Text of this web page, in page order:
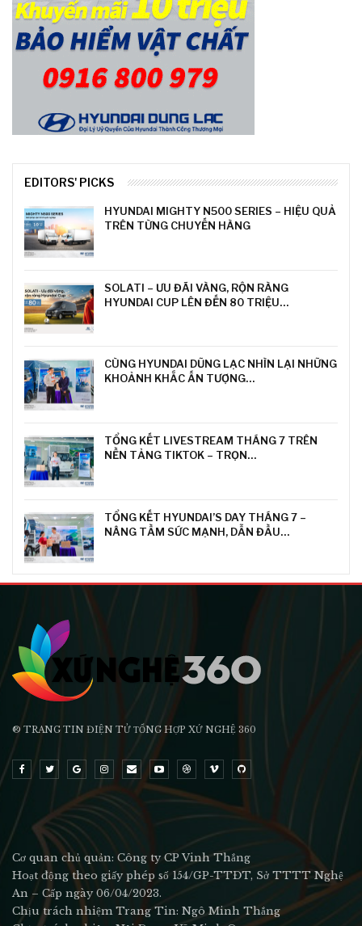
EDITORS' PICKS
HYUNDAI MIGHTY N500 SERIES – HIỆU QUẢ
TRÊN TỪNG CHUYẾN HÀNG
SOLATI – ƯU ĐÃI VÀNG, RỘN RÀNG
HYUNDAI CUP LÊN ĐẾN 80 TRIỆU…
CÙNG HYUNDAI DŨNG LẠC NHÌN LẠI NHỮNG
KHOẢNH KHẮC ẤN TƯỢNG…
TỔNG KẾT LIVESTREAM THÁNG 7 TRÊN
NỀN TẢNG TIKTOK – TRỌN…
TỔNG KẾT HYUNDAI’S DAY THÁNG 7 –
NÂNG TẦM SỨC MẠNH, DẪN ĐẦU…
® TRANG TIN ĐIỆN TỬ ТỔNG HỢP XỨ NGHỆ 360
Cơ quan chủ quản: Công ty CP Vinh Thắng
Hoạt động theo giấy phép số 154/GP-TTĐT, Sở TTTT Nghệ
An – Cấp ngày 06/04/2023.
Chịu trách nhiệm Trang Tin: Ngô Minh Thắng